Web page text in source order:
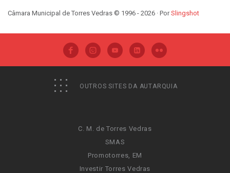
Câmara Municipal de Torres Vedras © 1996 - 2026 · PorSlingshot
OUTROS SITES DA AUTARQUIA
C. M. de Torres Vedras
SMAS
Promotorres, EM
Investir Torres Vedras